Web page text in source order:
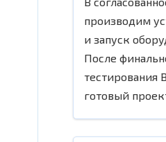
производим
и запуск
После
тестирования
готовый